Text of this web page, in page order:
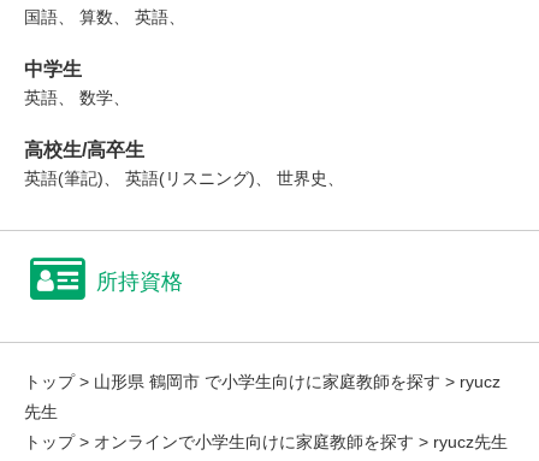
国語、 算数、 英語、
中学生
英語、 数学、
高校生/高卒生
英語(筆記)、 英語(リスニング)、 世界史、
所持資格
トップ> 山形県 鶴岡市 で小学生向けに家庭教師を探す > ryucz
先生
トップ> オンラインで小学生向けに家庭教師を探す > ryucz先生